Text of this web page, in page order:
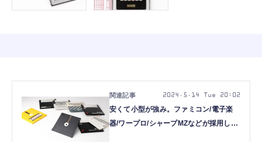
安くて小型が強み。ファミコン/電子楽
器/ワープロ/シャープMZなどが採用した
2024.5.14 Tue 20:02